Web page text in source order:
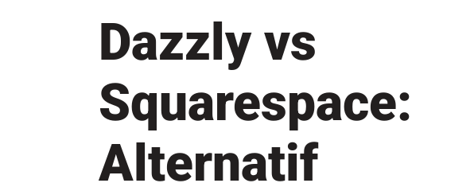
Dazzly vs
Squarespace:
Alternatif